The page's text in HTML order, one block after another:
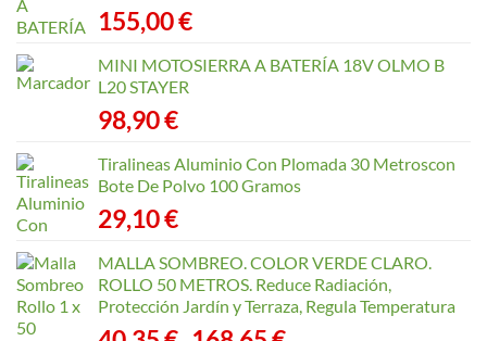
155,00€
MINI MOTOSIERRA A BATERÍA 18V OLMO B
L20 STAYER
98,90€
Tiralineas Aluminio Con Plomada 30 Metroscon
Bote De Polvo 100 Gramos
29,10€
MALLA SOMBREO. COLOR VERDE CLARO.
ROLLO 50 METROS. Reduce Radiación,
Protección Jardín y Terraza, Regula Temperatura
Rango